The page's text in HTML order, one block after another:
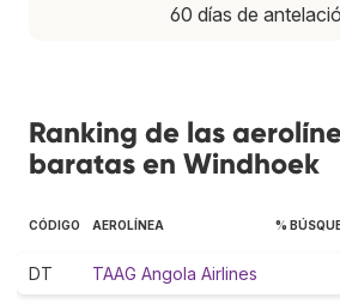
60 días de
Ranking de las
baratas en Windhoek
CÓDIGO AEROLÍNEA %
DT TAAG Angola Airlines